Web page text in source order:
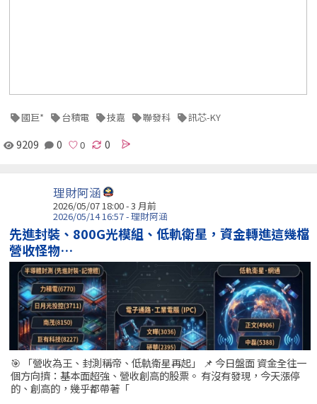
國巨* 台積電 技嘉 聯發科 訊芯-KY
9209 0 0
理財阿涵
2026/05/07 18:00 - 3 月前
2026/05/14 16:57 - 理財阿涵
先進封裝、800G光模組、低軌衛星，資金轉進這幾檔
營收怪物…
🎯 「營收為王、封測稱帝、低軌衛星再起」 📌 今日盤面 資金全往一
個方向擠：基本面超強、營收創高的股票。 有沒有發現，今天漲停
的、創高的，幾乎都帶著「